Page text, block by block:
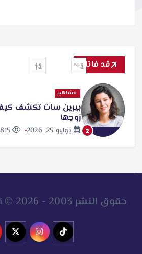
م
ل
…
قد فاتك
2
مشاهير
بيرين سات تكشف
زوجها
يوليو 25, 2026 815 views
حقوق النشر 2003 - 2026 © Majalati - مجلتي